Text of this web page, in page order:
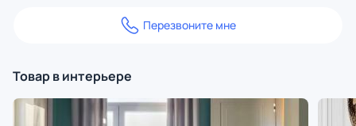
Перезвоните мне
Товар в интерьере